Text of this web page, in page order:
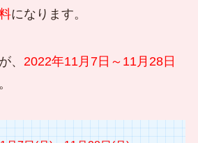
になります。
、 2022年11月7日～11月28日